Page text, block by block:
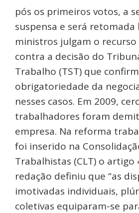
pós os primeiros votos, a
suspensa e será retomada
ministros julgam o
contra a decisão do
Trabalho (TST) que
obrigatoriedade da
nesses casos. Em 2009,
trabalhadores foram
empresa. Na reforma
foi inserido na
Trabalhistas (CLT) o artigo
redação definiu que “as
imotivadas individuais,
coletivas equiparam-se